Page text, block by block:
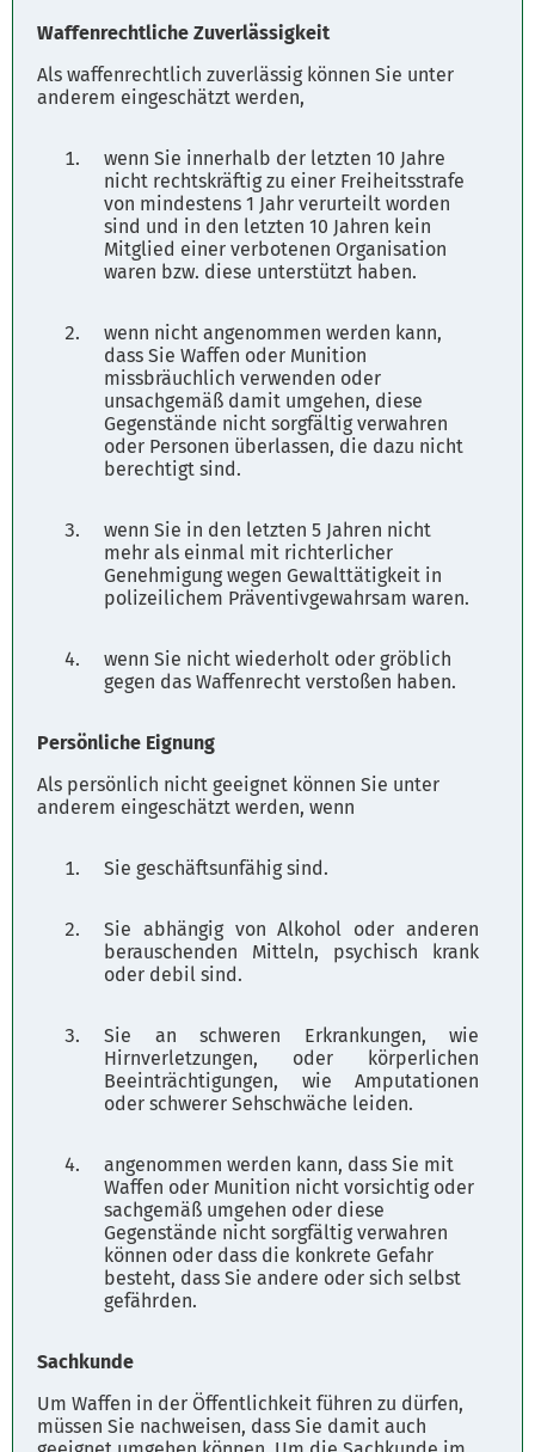
Waffenrechtliche Zuverlässigkeit
Als waffenrechtlich zuverlässig können Sie unter
anderem eingeschätzt werden,
wenn Sie innerhalb der letzten 10 Jahre
nicht rechtskräftig zu einer Freiheitsstrafe
von mindestens 1 Jahr verurteilt worden
sind und in den letzten 10 Jahren kein
Mitglied einer verbotenen Organisation
waren bzw. diese unterstützt haben.
wenn nicht angenommen werden kann,
dass Sie Waffen oder Munition
missbräuchlich verwenden oder
unsachgemäß damit umgehen, diese
Gegenstände nicht sorgfältig verwahren
oder Personen überlassen, die dazu nicht
berechtigt sind.
wenn Sie in den letzten 5 Jahren nicht
mehr als einmal mit richterlicher
Genehmigung wegen Gewalttätigkeit in
polizeilichem Präventivgewahrsam waren.
wenn Sie nicht wiederholt oder gröblich
gegen das Waffenrecht verstoßen haben.
Persönliche Eignung
Als persönlich nicht geeignet können Sie unter
anderem eingeschätzt werden, wenn
Sie geschäftsunfähig sind.
Sie abhängig von Alkohol oder anderen
berauschenden Mitteln, psychisch krank
oder debil sind.
Sie an schweren Erkrankungen, wie
Hirnverletzungen, oder körperlichen
Beeinträchtigungen, wie Amputationen
oder schwerer Sehschwäche leiden.
angenommen werden kann, dass Sie mit
Waffen oder Munition nicht vorsichtig oder
sachgemäß umgehen oder diese
Gegenstände nicht sorgfältig verwahren
können oder dass die konkrete Gefahr
besteht, dass Sie andere oder sich selbst
gefährden.
Sachkunde
Um Waffen in der Öffentlichkeit führen zu dürfen,
müssen Sie nachweisen, dass Sie damit auch